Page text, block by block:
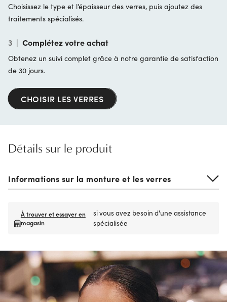
Choisissez le type et l’épaisseur des verres, puis ajoutez des
traitements spécialisés.
3 | Complétez votre achat
Obtenez un suivi complet grâce à notre garantie de satisfaction
de 30 jours.
CHOISIR LES VERRES
Détails sur le produit
Informations sur la monture et les verres
À trouver et essayer en
magasin
si vous avez besoin d'une assistance
spécialisée